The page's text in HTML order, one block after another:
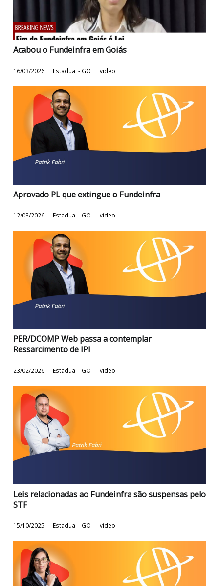
Acabou o Fundeinfra em Goiás
16/03/2026 Estadual - GO video
Aprovado PL que extingue o Fundeinfra
12/03/2026 Estadual - GO
PER/DCOMP Web passa a contemplar
Ressarcimento de IPI
23/02/2026 Estadual - GO video